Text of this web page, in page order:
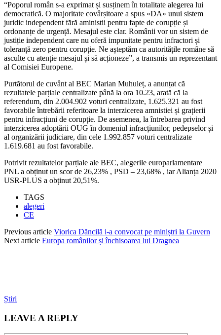
“Poporul român s-a exprimat și susținem în totalitate alegerea lui
democratică. O majoritate covârșitoare a spus «DA» unui sistem
juridic independent fără aministii pentru fapte de corupție și
ordonanțe de urgență. Mesajul este clar. Românii vor un sistem de
justiție independent care nu oferă impunitate pentru infractori și
toleranță zero pentru corupție. Ne așteptăm ca autoritățile române să
asculte cu atenție mesajul și să acționeze”, a transmis un reprezentant
al Comisiei Europene.
Purtătorul de cuvânt al BEC Marian Muhuleț, a anunțat că
rezultatele parțiale centralizate până la ora 10.23, arată că la
referendum, din 2.004.902 voturi centralizate, 1.625.321 au fost
favorabile întrebării referitoare la interzicerea amnistiei și grațierii
pentru infracțiuni de corupție. De asemenea, la întrebarea privind
interzicerea adoptării OUG în domeniul infracțiunilor, pedepselor și
al organizării judiciare, din cele 1.992.857 voturi centralizate
1.619.681 au fost favorabile.
Potrivit rezultatelor parțiale ale BEC, alegerile europarlamentare
PNL a obținut un scor de 26,23% , PSD – 23,68% , iar Alianța 2020
USR-PLUS a obținut 20,51%.
TAGS
alegeri
CE
Previous article Viorica Dăncilă i-a convocat pe miniștri la Guvern
Next article Europa românilor și închisoarea lui Dragnea
Știri
LEAVE A REPLY